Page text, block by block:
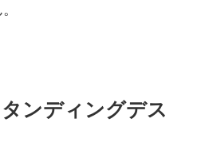
ンディングデス